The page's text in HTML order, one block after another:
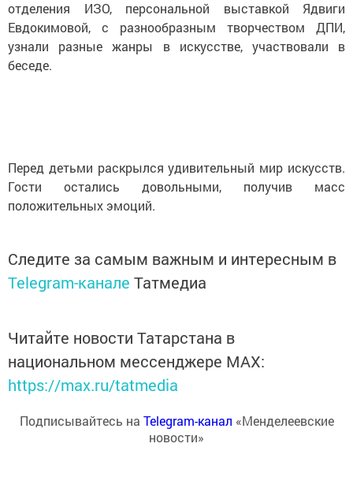
отделения ИЗО, персональной выставкой Ядвиги
Евдокимовой, с разнообразным творчеством ДПИ,
узнали разные жанры в искусстве, участвовали в
беседе.
Перед детьми раскрылся удивительный мир искусств.
Гости остались довольными, получив масс
положительных эмоций.
Следите за самым важным и интересным в
Telegram-канале Татмедиа
Читайте новости Татарстана в
национальном мессенджере MАХ:
https://max.ru/tatmedia
Подписывайтесь на Telegram-канал «Менделеевские
новости»